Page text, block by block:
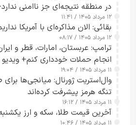
در منطقه نتیجه‌ای جز ناامنی
۱۲ مرداد ۱۴۰۵ / ۱۱:۴۱
بقائی: الان مذاکره‌ای با آمریکا
۱۲ مرداد ۱۴۰۵ / ۰۸:۱۷
ترامپ: عربستان، امارات، قطر و
انجام حملات خودداری کنم+ ویدیو
۱۱ مرداد ۱۴۰۵ / ۱۹:۰۴
وال‌استریت ژورنال: میانجی‌ها
تنگه هرمز پیشرفت کرده‌اند
۱۱ مرداد ۱۴۰۵ / ۱۶:۱۲
آخرین قیمت طلا، سکه و ارز یکشنبه 11 مرداد+
۱۱ مرداد ۱۴۰۵ / ۱۰:۴۶